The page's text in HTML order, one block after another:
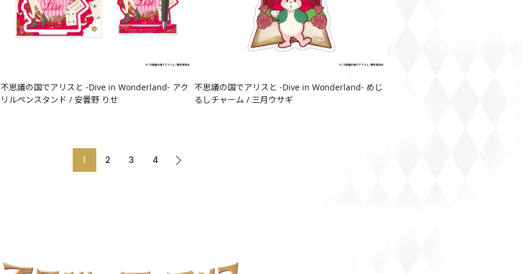
不思議の国でアリスと -Dive in Wonderland- アク
リルペンスタンド / 安曇野 りせ
不思議の国でアリスと -Dive in Wonderland- めじ
るしチャーム / 三月ウサギ
1 2 3 4